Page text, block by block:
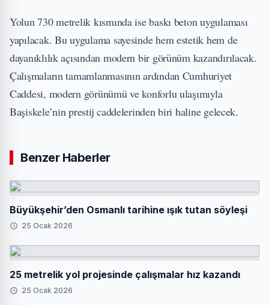
Yolun 730 metrelik kısmında ise baskı beton uygulaması
yapılacak. Bu uygulama sayesinde hem estetik hem de
dayanıklılık açısından modern bir görünüm kazandırılacak.
Çalışmaların tamamlanmasının ardından Cumhuriyet
Caddesi, modern görünümü ve konforlu ulaşımıyla
Başiskele’nin prestij caddelerinden biri haline gelecek.
Benzer Haberler
Büyükşehir’den Osmanlı tarihine ışık tutan söyleşi
25 Ocak 2026
25 metrelik yol projesinde çalışmalar hız kazandı
25 Ocak 2026